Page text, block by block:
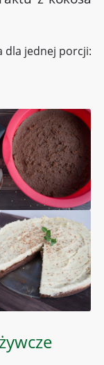
dla jednej porcji: